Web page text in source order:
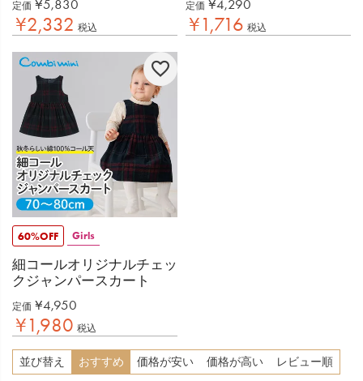
定価 ¥5,830
¥2,332 税込
定価 ¥4,290
¥1,716 税込
60%OFF Girls
細コールオリジナルチェッ
クジャンパースカート
定価 ¥4,950
¥1,980 税込
並び替え おすすめ 価格が安い 価格が高い レビュー順